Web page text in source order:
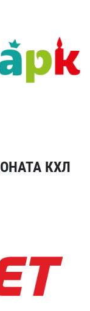
КХЛ